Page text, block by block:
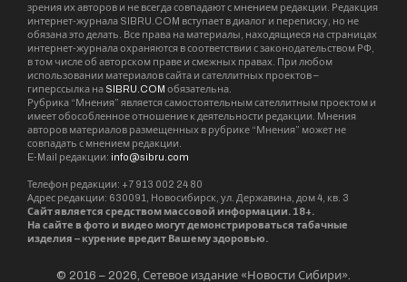
зрения их авторов и не всегда совпадают с мнением редакции. Редакция
интернет-журнала SIBRU.COM вступает в диалог и переписку, но не
обязана это делать. Все права на материалы, находящиеся на страницах
интернет-журнала охраняются в соответствии с законодательством РФ,
в том числе об авторском праве и смежных правах. При любом
использовании материалов сайта и сателлитных проектов –
гиперссылка на SIBRU.COM обязательна.
Рубрика “Мнения” является самостоятельным сателлитным проектом и
имеет обособленное отношение к деятельности редакции. Мнения
авторов материалов размещенных в рубрике “Мнения” может не
совпадать с мнением редакции.
E-Mail редакции: info@sibru.com
Телефон редакции: +7 913 002 24 80
Адрес редакции: 630091, Новосибирск, ул. Державина, дом 4, кв. 3
Сайт является средством массовой информации. 18+.
На сайте в фото и видео могут демонстрироваться табачные
изделия – курение вредит Вашему здоровью.
© 2016 – 2026, Сетевое издание «Новости Сибири».